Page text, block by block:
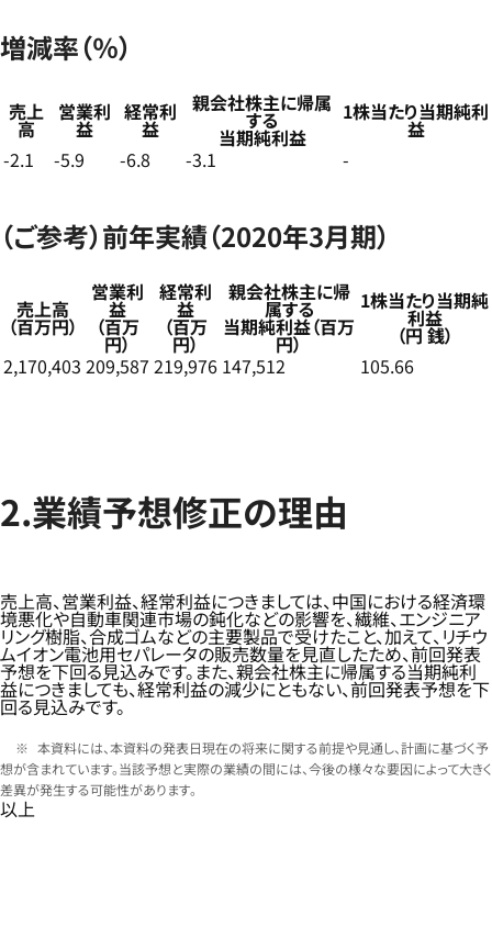
増減率（％）
売上
高
営業利
益
経常利
益
親会社株主に帰属
する
当期純利益
1株当たり当期純利
益
-2.1
-5.9 -6.8 -3.1 -
（ご参考）前年実績（2020年3月期）
売上高
（百万円）
営業利
益
（百万
円）
経常利
益
（百万
円）
親会社株主に帰
属する
当期純利益（百万
円）
1株当たり当期純
利益
（円 銭）
2,170,403 209,587 219,976 147,512 105.66
2.業績予想修正の理由
売上高、営業利益、経常利益につきましては、中国における経済環
境悪化や自動車関連市場の鈍化などの影響を、繊維、エンジニア
リング樹脂、合成ゴムなどの主要製品で受けたこと、加えて、リチウ
ムイオン電池用セパレータの販売数量を見直したため、前回発表
予想を下回る見込みです。また、親会社株主に帰属する当期純利
益につきましても、経常利益の減少にともない、前回発表予想を下
回る見込みです。
本資料には、本資料の発表日現在の将来に関する前提や見通し、計画に基づく予
想が含まれています。当該予想と実際の業績の間には、今後の様々な要因によって大きく
差異が発生する可能性があります。
以上